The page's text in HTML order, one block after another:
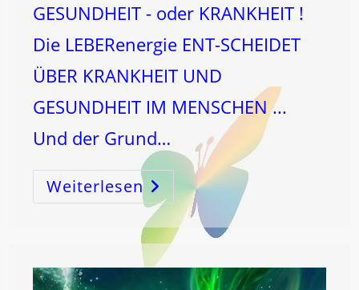
GESUNDHEIT - oder KRANKHEIT !
Die LEBERenergie ENT-SCHEIDET
ÜBER KRANKHEIT UND
GESUNDHEIT IM MENSCHEN ...
Und der Grund…
WeiterlesenFISCHE
VOLLMOND!